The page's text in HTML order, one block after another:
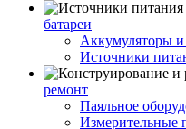
батареи
Аккумуляторы и
Источники
ремонт
Паяльное
Измерительные